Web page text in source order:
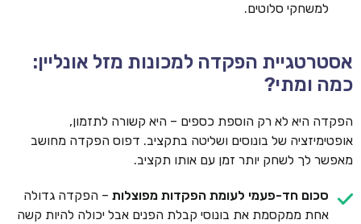
למשחקי סלוטים.
אסטרטגיית הפקדה למכונות מזל אונליין:
כמה ומתי?
הפקדה היא לא רק הוספת כספים – היא קשורה לתזמון,
אופטימיזציה של בונוסים ושליטה בתקציב. דפוס הפקדה מחושב
מאפשר לך לשחק יותר זמן עם אותו תקציב.
סכום חד-פעמי לעומת הפקדות מפוצלות – הפקדה גדולה
אחת ממקסמת את בונוסי קבלת הפנים אבל יכולה להיות קשה